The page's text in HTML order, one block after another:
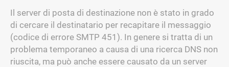
Il server di posta di destinazione non è stato in grado
di cercare il destinatario per recapitare il messaggio
(codice di errore SMTP 451). In genere si tratta di un
problema temporaneo a causa di una ricerca DNS non
riuscita, ma può anche essere causato da un server